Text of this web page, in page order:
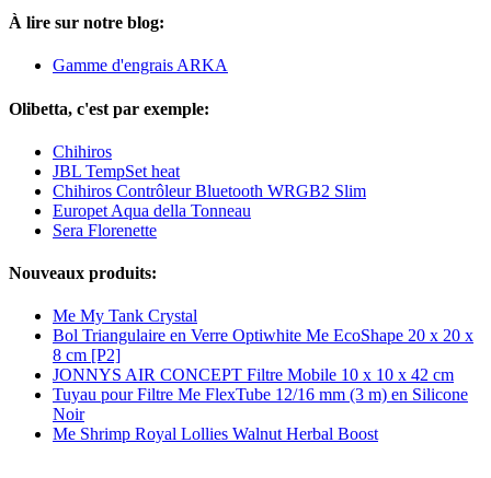
À lire sur notre blog:
Gamme d'engrais ARKA
Olibetta, c'est par exemple:
Chihiros
JBL TempSet heat
Chihiros Contrôleur Bluetooth WRGB2 Slim
Europet Aqua della Tonneau
Sera Florenette
Nouveaux produits:
Me My Tank Crystal
Bol Triangulaire en Verre Optiwhite Me EcoShape 20 x 20 x
8 cm [P2]
JONNYS AIR CONCEPT Filtre Mobile 10 x 10 x 42 cm
Tuyau pour Filtre Me FlexTube 12/16 mm (3 m) en Silicone
Noir
Me Shrimp Royal Lollies Walnut Herbal Boost